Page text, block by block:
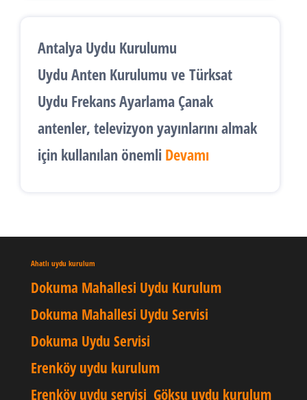
Antalya Uydu Kurulumu
Uydu Anten Kurulumu ve Türksat
Uydu Frekans Ayarlama Çanak
antenler, televizyon yayınlarını almak
için kullanılan önemli Devamı
Ahatlı uydu kurulum
Dokuma Mahallesi Uydu Kurulum
Dokuma Mahallesi Uydu Servisi
Dokuma Uydu Servisi
Erenköy uydu kurulum
Erenköy uydu servisi Göksu uydu kurulum